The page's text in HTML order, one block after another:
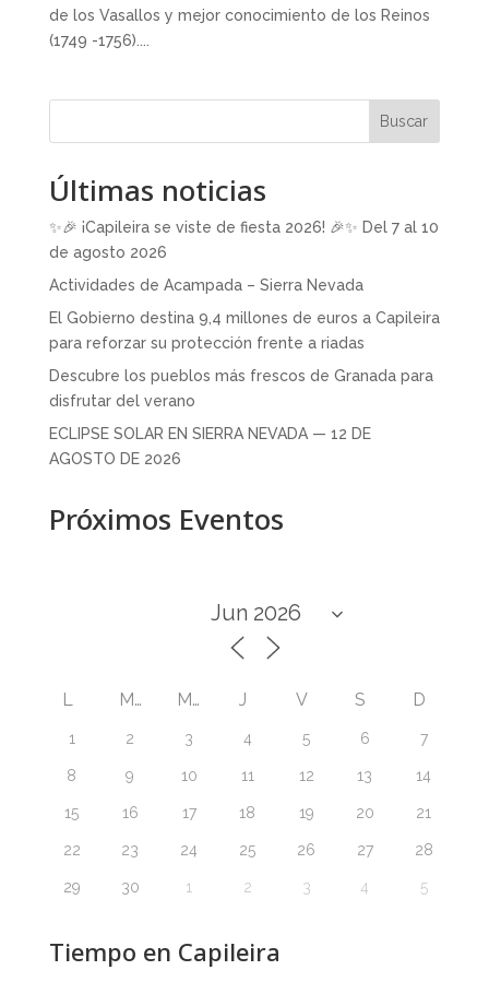
de los Vasallos y mejor conocimiento de los Reinos
(1749 -1756)....
Buscar
Últimas noticias
✨🎉 ¡Capileira se viste de fiesta 2026! 🎉✨ Del 7 al 10
de agosto 2026
Actividades de Acampada – Sierra Nevada
El Gobierno destina 9,4 millones de euros a Capileira
para reforzar su protección frente a riadas
Descubre los pueblos más frescos de Granada para
disfrutar del verano
ECLIPSE SOLAR EN SIERRA NEVADA — 12 DE
AGOSTO DE 2026
Próximos Eventos
L M M J V S D
1 2 3 4 5 6 7
8 9 10 11 12 13 14
15 16 17 18 19 20 21
22 23 24 25 26 27 28
29 30 1 2 3 4 5
Tiempo en Capileira